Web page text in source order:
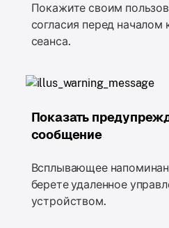
Покажите своим
согласия перед началом
сеанса.
Показать
сообщение
Всплывающее
берете удаленное
устройством.